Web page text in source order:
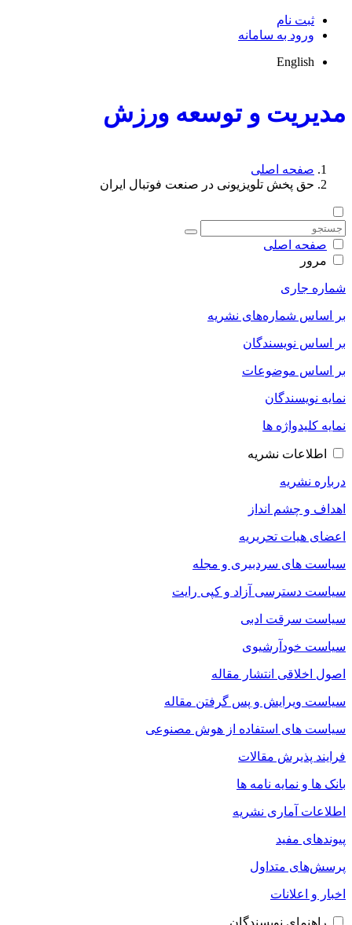
ثبت نام
ورود به سامانه
English
مدیریت و توسعه ورزش
صفحه اصلی
حق پخش تلویزیونی در صنعت فوتبال ایران
صفحه اصلی
مرور
شماره جاری
بر اساس شماره‌های نشریه
بر اساس نویسندگان
بر اساس موضوعات
نمایه نویسندگان
نمایه کلیدواژه ها
اطلاعات نشریه
درباره نشریه
اهداف و چشم انداز
اعضای هیات تحریریه
سیاست های سردبیری و مجله
سیاست دسترسی آزاد و کپی رایت
سیاست سرقت ادبی
سیاست خودآرشیوی
اصول اخلاقی انتشار مقاله
سیاست ویرایش و پس گرفتن مقاله
سیاست های استفاده از هوش مصنوعی
فرایند پذیرش مقالات
بانک ها و نمایه نامه ها
اطلاعات آماری نشریه
پیوندهای مفید
پرسش‌های متداول
اخبار و اعلانات
راهنمای نویسندگان